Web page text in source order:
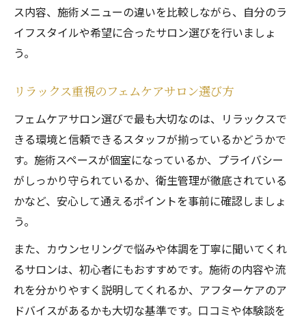
ス内容、施術メニューの違いを比較しながら、自分のラ
イフスタイルや希望に合ったサロン選びを行いましょ
う。
リラックス重視のフェムケアサロン選び方
フェムケアサロン選びで最も大切なのは、リラックスで
きる環境と信頼できるスタッフが揃っているかどうかで
す。施術スペースが個室になっているか、プライバシー
がしっかり守られているか、衛生管理が徹底されている
かなど、安心して通えるポイントを事前に確認しましょ
う。
また、カウンセリングで悩みや体調を丁寧に聞いてくれ
るサロンは、初心者にもおすすめです。施術の内容や流
れを分かりやすく説明してくれるか、アフターケアのア
ドバイスがあるかも大切な基準です。口コミや体験談を